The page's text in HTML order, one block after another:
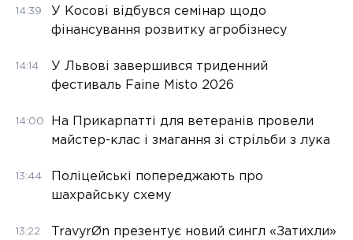
14:39
У Косові відбувся семінар щодо
фінансування розвитку агробізнесу
14:14
У Львові завершився триденний
фестиваль Faine Misto 2026
14:00
На Прикарпатті для ветеранів провели
майстер-клас і змагання зі стрільби з лука
13:44
Поліцейські попереджають про
шахрайську схему
13:22
TravyrØn презентує новий сингл «Затихли»